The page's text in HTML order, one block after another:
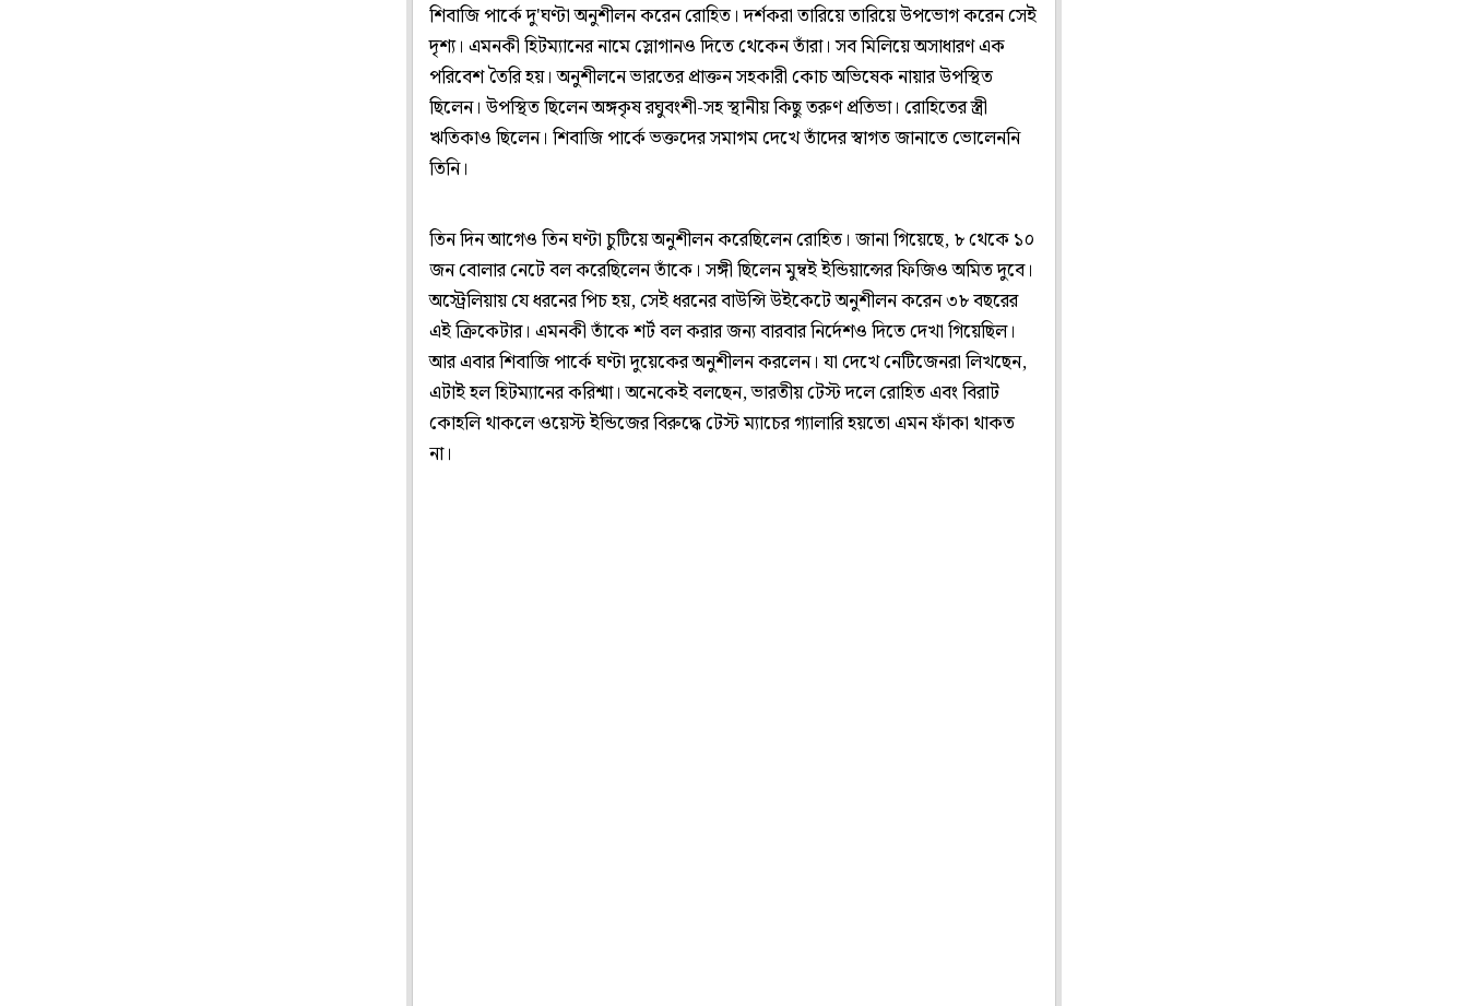
শিবাজি পার্কে দু'ঘণ্টা অনুশীলন করেন রোহিত। দর্শকরা তারিয়ে তারিয়ে উপভোগ করেন সেই
দৃশ্য। এমনকী হিটম্যানের নামে স্লোগানও দিতে থেকেন তাঁরা। সব মিলিয়ে অসাধারণ এক
পরিবেশ তৈরি হয়। অনুশীলনে ভারতের প্রাক্তন সহকারী কোচ অভিষেক নায়ার উপস্থিত
ছিলেন। উপস্থিত ছিলেন অঙ্গকৃষ রঘুবংশী-সহ স্থানীয় কিছু তরুণ প্রতিভা। রোহিতের স্ত্রী
ঋতিকাও ছিলেন। শিবাজি পার্কে ভক্তদের সমাগম দেখে তাঁদের স্বাগত জানাতে ভোলেননি
তিনি।
তিন দিন আগেও তিন ঘণ্টা চুটিয়ে অনুশীলন করেছিলেন রোহিত। জানা গিয়েছে, ৮ থেকে ১০
জন বোলার নেটে বল করেছিলেন তাঁকে। সঙ্গী ছিলেন মুম্বই ইন্ডিয়ান্সের ফিজিও অমিত দুবে।
অস্ট্রেলিয়ায় যে ধরনের পিচ হয়, সেই ধরনের বাউন্সি উইকেটে অনুশীলন করেন ৩৮ বছরের
এই ক্রিকেটার। এমনকী তাঁকে শর্ট বল করার জন্য বারবার নির্দেশও দিতে দেখা গিয়েছিল।
আর এবার শিবাজি পার্কে ঘণ্টা দুয়েকের অনুশীলন করলেন। যা দেখে নেটিজেনরা লিখছেন,
এটাই হল হিটম্যানের করিশ্মা। অনেকেই বলছেন, ভারতীয় টেস্ট দলে রোহিত এবং বিরাট
কোহলি থাকলে ওয়েস্ট ইন্ডিজের বিরুদ্ধে টেস্ট ম্যাচের গ্যালারি হয়তো এমন ফাঁকা থাকত
না।